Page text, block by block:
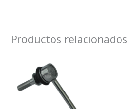
Productos relacionados